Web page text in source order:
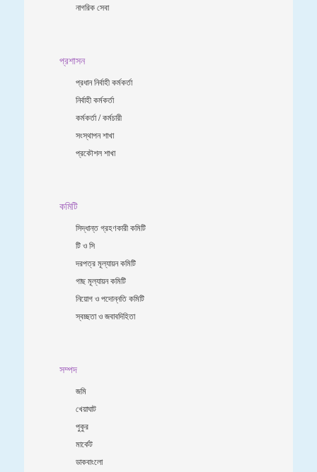
নাগরিক সেবা
প্রশাসন
প্রধান নির্বাহী কর্মকর্তা
নির্বাহী কর্মকর্তা
কর্মকর্তা / কর্মচারী
সংস্থাপন শাখা
প্রকৌশল শাখা
কমিটি
সিদ্ধান্ত গ্রহণকারী কমিটি
টি ও সি
দরপত্র মূল্যায়ন কমিটি
গাছ মূল্যায়ন কমিটি
নিয়োগ ও পদোন্নতি কমিটি
স্বচ্ছতা ও জবাবদিহিতা
সম্পদ
জমি
খেয়াঘাট
পুকুর
মার্কেট
ডাকবাংলো